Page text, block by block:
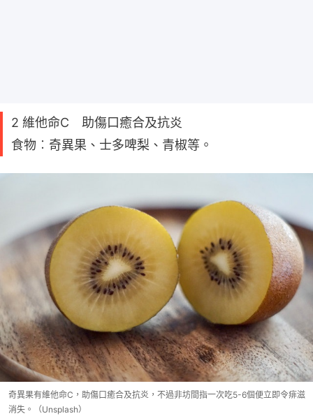
2 維他命C 助傷口癒合及抗炎
食物︰奇異果、士多啤梨、青椒等。
奇異果有維他命C，助傷口癒合及抗炎，不過非坊間指一次吃5-6個便立即令痱滋
消失。（Unsplash）